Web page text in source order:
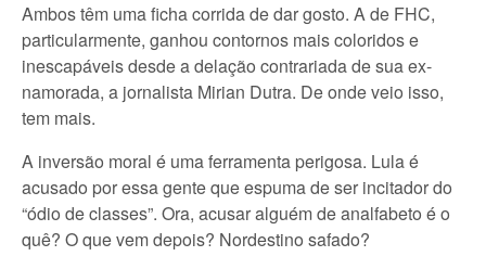
Ambos têm uma ficha corrida de dar gosto. A de FHC,
particularmente, ganhou contornos mais coloridos e
inescapáveis desde a delação contrariada de sua ex-
namorada, a jornalista Mirian Dutra. De onde veio isso,
tem mais.
A inversão moral é uma ferramenta perigosa. Lula é
acusado por essa gente que espuma de ser incitador do
“ódio de classes”. Ora, acusar alguém de analfabeto é o
quê? O que vem depois? Nordestino safado?